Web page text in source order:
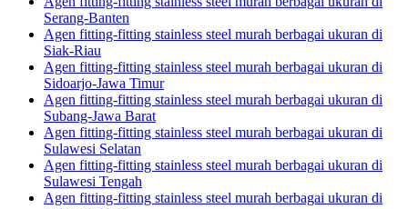
Serang-Banten
Agen fitting-fitting stainless steel murah berbagai ukuran di
Siak-Riau
Agen fitting-fitting stainless steel murah berbagai ukuran di
Sidoarjo-Jawa Timur
Agen fitting-fitting stainless steel murah berbagai ukuran di
Subang-Jawa Barat
Agen fitting-fitting stainless steel murah berbagai ukuran di
Sulawesi Selatan
Agen fitting-fitting stainless steel murah berbagai ukuran di
Sulawesi Tengah
Agen fitting-fitting stainless steel murah berbagai ukuran di